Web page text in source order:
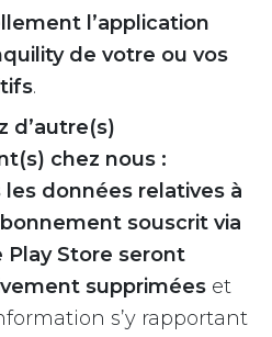
l’application
de votre ou vos
.
d’autre(s)
chez nous :
les données relatives à
souscrit via
Play Store seront
supprimées et
s’y rapportant